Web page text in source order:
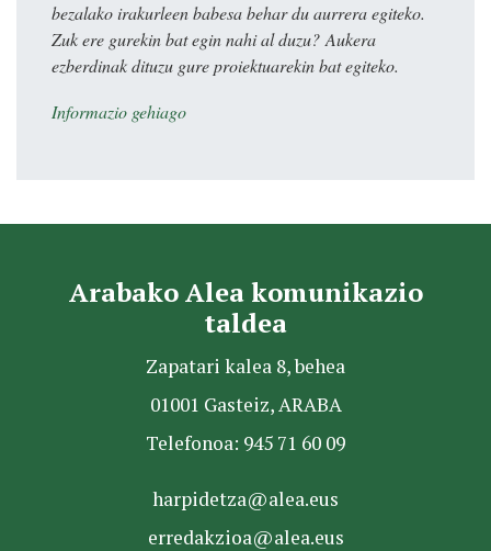
bezalako irakurleen babesa behar du aurrera egiteko.
Zuk ere gurekin bat egin nahi al duzu? Aukera
ezberdinak dituzu gure proiektuarekin bat egiteko.
Informazio gehiago
Arabako Alea komunikazio
taldea
Zapatari kalea 8, behea
01001 Gasteiz, ARABA
Telefonoa: 945 71 60 09
harpidetza@alea.eus
erredakzioa@alea.eus